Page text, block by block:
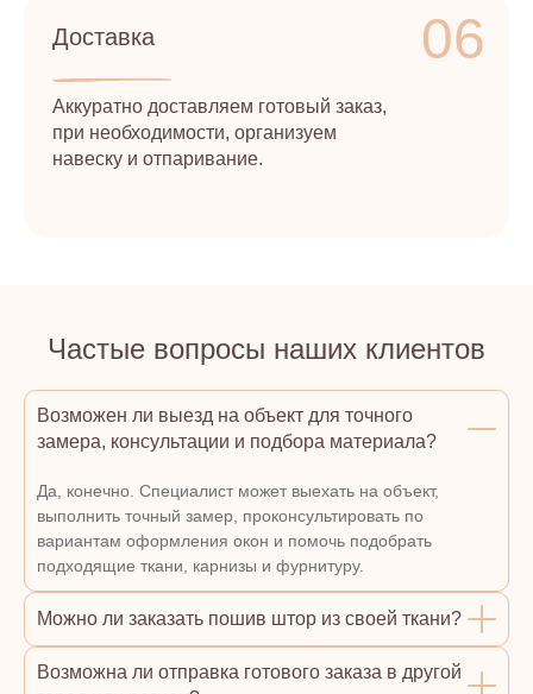
Доставка 06
Аккуратно доставляем готовый заказ,
при необходимости, организуем
навеску и отпаривание.
Частые вопросы наших клиентов
Возможен ли выезд на объект для точного
замера, консультации и подбора материала?
Да, конечно. Специалист может выехать на объект,
выполнить точный замер, проконсультировать по
вариантам оформления окон и помочь подобрать
подходящие ткани, карнизы и фурнитуру.
Можно ли заказать пошив штор из своей ткани?
Возможна ли отправка готового заказа в другой